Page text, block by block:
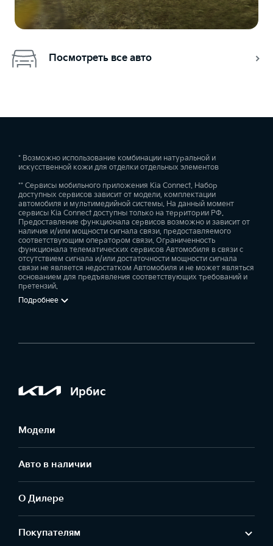
Посмотреть все авто
* Возможно использование комбинации натуральной и
искусственной кожи для отделки отдельных элементов
** Сервисы мобильного приложения Kia Connect. Набор
доступных сервисов зависит от модели, комплектации
автомобиля и мультимедийной системы. На данный момент
сервисы Kia Connect доступны только на территории РФ.
Предоставление функционала сервисов возможно и зависит от
наличия и/или мощности сигнала связи, предоставляемого
соответствующим оператором связи. Ограниченность
функционала телематических сервисов Автомобиля в связи с
отсутствием сигнала и/или достаточности мощности сигнала
связи не является недостатком Автомобиля и не может являться
основанием для предъявления соответствующих требований и
претензий.
Подробнее
Ирбис
Модели
Авто в наличии
О Дилере
Покупателям